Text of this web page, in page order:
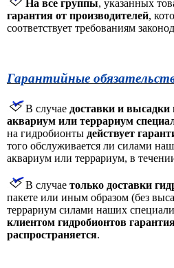
На все группы, указанных
гарантия от производителей,
соответствует требованиям
Гарантийные
В случае доставки и высадки
аквариум или террариум
на гидробионты действует
того обслуживается ли силами
аквариум или террариум, в
В случае только доставки
пакете или иным образом (без
террариум силами наших
клиентом гидробионтов
распространяется.